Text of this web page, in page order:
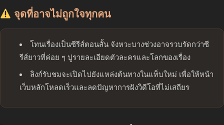
จุดที่อาจไม่ถูกใจทุกคน
โทนเรื่องเป็นซีรีส์ตอนสั้น จังหวะบางช่วงอาจรวบรัดกว่าซี
รีส์ยาวที่ค่อย ๆ ปูรายละเอียดตัวละครและโลกของเรื่อง
ลิงก์รับชมจะเปิดไปยังแหล่งต้นทางในแท็บใหม่ เพื่อให้หน้า
เว็บหลักโหลดเร็วและลดปัญหาการฝังวิดีโอที่ไม่เสถียร